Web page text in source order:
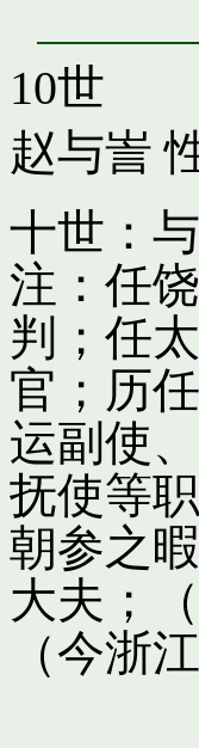
10世
赵与訔
十世：
注：任
判；任
官；历
运副使
抚使等
朝参之
大夫；
（今浙